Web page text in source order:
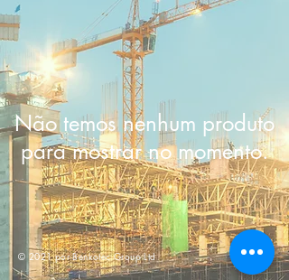
Não temos nenhum produto
para mostrar no momento.
© 2021 por Benkotec Group Ltd